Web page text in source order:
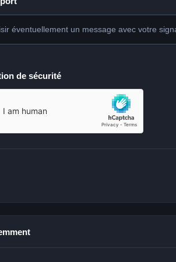
éventuellement un message avec votre
de sécurité